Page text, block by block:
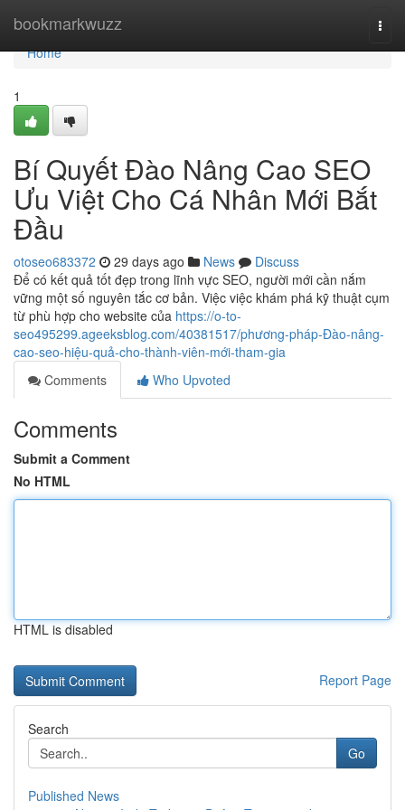
bookmarkwuzz
Home
Home
1
Bí Quyết Đào Nâng Cao SEO
Ưu Việt Cho Cá Nhân Mới Bắt
Đầu
otoseo683372 29 days ago News
Discuss
Để có kết quả tốt đẹp trong lĩnh vực SEO, người mới cần nắm
vững một số nguyên tắc cơ bản. Việc việc khám phá kỹ thuật cụm
từ phù hợp cho website của https://o-to-
seo495299.ageeksblog.com/40381517/phương-pháp-Đào-nâng-
cao-seo-hiệu-quả-cho-thành-viên-mới-tham-gia
Comments
Who Upvoted
Comments
Submit a Comment
No HTML
HTML is disabled
Report Page
Search
Go
Published News